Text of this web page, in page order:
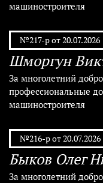
машиностроителя
№217-р от 20.07.2026
Шморгун
За многолетний
профессиональные
машиностроителя
№216-р от 20.07.2026
Быков Олег
За многолетний